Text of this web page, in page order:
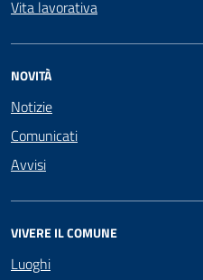
Vita lavorativa
NOVITÀ
Notizie
Comunicati
Avvisi
VIVERE IL COMUNE
Luoghi